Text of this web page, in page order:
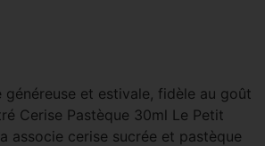
et estivale, fidèle au goût
Cerise Pastèque 30ml Le Petit
associe cerise sucrée et pastèque